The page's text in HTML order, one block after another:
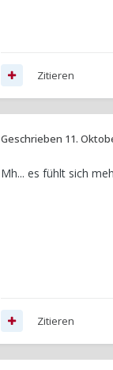
Zitieren
Geschrieben 11.
Mh... es fühlt sich
Zitieren